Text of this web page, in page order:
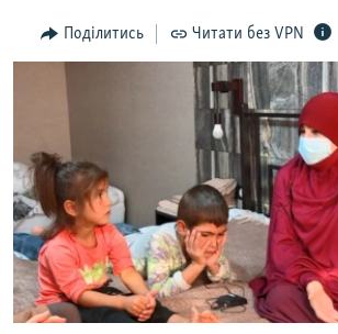
пошуку
ІНТЕРВ'Ю
ВСЕ ЗА ДЕНЬ
ДЕПОРТАЦІЯ
ВІДЕОУРОКИ «ELIFBE»
СВІДЧЕННЯ ОКУПАЦІЇ
УКРАЇНСЬКА ПРОБЛЕМА КРИМУ
ІНФОГРАФІКА
ЯК ОБІЙТИ БЛОКУВАННЯ
Русский
Qırımtatar
ДОЛУЧАЙСЯ!
Поділитись Читати без VPN